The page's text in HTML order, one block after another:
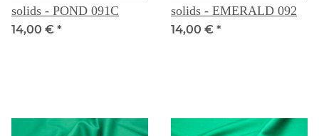
solids - POND 091C
14,00 € *
solids - EMERALD 092
14,00 € *